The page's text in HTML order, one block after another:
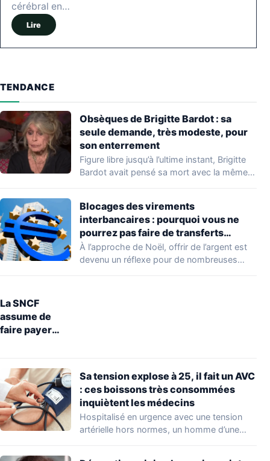
cérébral en…
Lire
TENDANCE
Obsèques de Brigitte Bardot : sa
seule demande, très modeste, pour
son enterrement
Figure libre jusqu’à l’ultime instant, Brigitte
Bardot avait pensé sa mort avec la même…
Blocages des virements
interbancaires : pourquoi vous ne
pourrez pas faire de transferts
jusqu’à lundi 29 décembre
À l’approche de Noël, offrir de l’argent est
devenu un réflexe pour de nombreuses…
La SNCF
assume de
faire payer
restitution
d’objets
perdus dans le
train
Sa tension explose à 25, il fait un AVC
: ces boissons très consommées
inquiètent les médecins
Hospitalisé en urgence avec une tension
artérielle hors normes, un homme d’une